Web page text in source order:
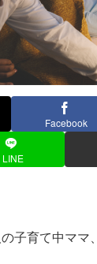
Facebook
LINE
子育て中マ